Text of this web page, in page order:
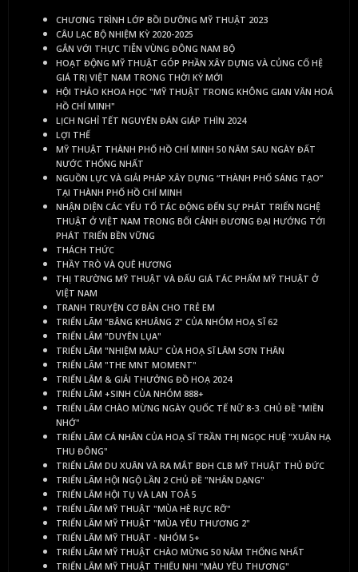
CHƯƠNG TRÌNH LỚP BỒI DƯỠNG MỸ THUẬT 2023
CÂU LẠC BỘ NHIỆM KỲ 2020-2025
GẮN VỚI THỰC TIỄN VÙNG ĐÔNG NAM BỘ
HOẠT ĐỘNG MỸ THUẬT GÓP PHẦN XÂY DỰNG VÀ CỦNG CỐ HỆ
GIÁ TRỊ VIỆT NAM TRONG THỜI KỲ MỚI
HỘI THẢO KHOA HỌC "MỸ THUẬT TRONG KHÔNG GIAN VĂN HOÁ
HỒ CHÍ MINH"
LỊCH NGHỈ TẾT NGUYÊN ĐÁN GIÁP THÌN 2024
LỢI THẾ
MỸ THUẬT THÀNH PHỐ HỒ CHÍ MINH 50 NĂM SAU NGÀY ĐẤT
NƯỚC THỐNG NHẤT
NGUỒN LỰC VÀ GIẢI PHÁP XÂY DỰNG “THÀNH PHỐ SÁNG TẠO”
TẠI THÀNH PHỐ HỒ CHÍ MINH
NHẬN DIỆN CÁC YẾU TỐ TÁC ĐỘNG ĐẾN SỰ PHÁT TRIỂN NGHỆ
THUẬT Ở VIỆT NAM TRONG BỐI CẢNH ĐƯƠNG ĐẠI HƯỚNG TỚI
PHÁT TRIỂN BỀN VỮNG
THÁCH THỨC
THẦY TRÒ VÀ QUÊ HƯƠNG
THỊ TRƯỜNG MỸ THUẬT VÀ ĐẤU GIÁ TÁC PHẨM MỸ THUẬT Ở
VIỆT NAM
TRANH TRUYỆN CƠ BẢN CHO TRẺ EM
TRIỂN LÃM "BÂNG KHUÂNG 2" CỦA NHÓM HOẠ SĨ 62
TRIỂN LÃM "DUYÊN LỤA"
TRIỂN LÃM "NHIỆM MÀU" CỦA HOẠ SĨ LÂM SƠN THÂN
TRIỂN LÃM "THE MNT MOMENT"
TRIỂN LÃM & GIẢI THƯỞNG ĐỒ HOẠ 2024
TRIỂN LÃM +SINH CỦA NHÓM 888+
TRIỂN LÃM CHÀO MỪNG NGÀY QUỐC TẾ NỮ 8-3. CHỦ ĐỀ "MIỀN
NHỚ"
TRIỂN LÃM CÁ NHÂN CỦA HOẠ SĨ TRẦN THỊ NGỌC HUỆ "XUÂN HẠ
THU ĐÔNG"
TRIỂN LÃM DU XUÂN VÀ RA MẮT BĐH CLB MỸ THUẬT THỦ ĐỨC
TRIỂN LÃM HỘI NGỘ LẦN 2 CHỦ ĐỀ "NHÂN DẠNG"
TRIỂN LÃM HỘI TỤ VÀ LAN TOẢ 5
TRIỂN LÃM MỸ THUẬT "MÙA HÈ RỰC RỠ"
TRIỂN LÃM MỸ THUẬT "MÙA YÊU THƯƠNG 2"
TRIỂN LÃM MỸ THUẬT - NHÓM 5+
TRIỂN LÃM MỸ THUẬT CHÀO MỪNG 50 NĂM THỐNG NHẤT
TRIỂN LÃM MỸ THUẬT THIẾU NHI "MÀU YÊU THƯƠNG"